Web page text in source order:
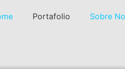
Portafolio Sobre